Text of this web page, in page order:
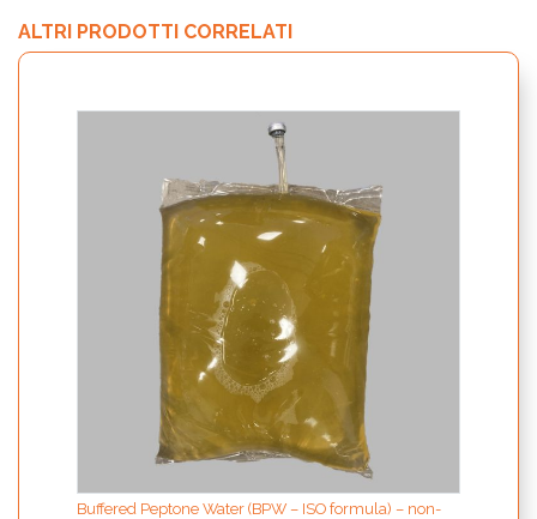
ALTRI PRODOTTI CORRELATI
Buffered Peptone Water (BPW – ISO formula) – non-